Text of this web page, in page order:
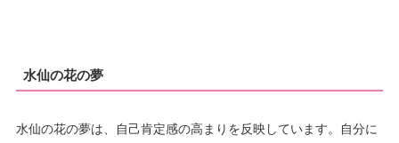
水仙の花の夢
水仙の花の夢は、自己肯定感の高まりを反映しています。自分に